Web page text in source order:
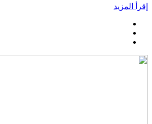
إقرأ المزيد